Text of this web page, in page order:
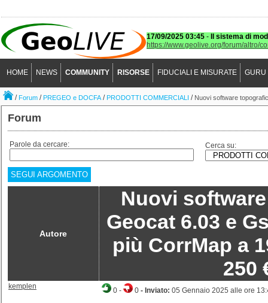
17/09/2025 03:45 -
Il sistema di
https://www.geolive.org/forum/altro/
HOME NEWS COMMUNITY RISORSE FIDUCIALI E MISURATE GURU
/Forum /PREGEO e DOCFA/PRODOTTI COMMERCIALI / Nuovi software
Forum
Parole da cercare: Cerca su:
SEGUI ARGOMENTO
Autore
Nuovi
Geocat 6.03 e
più CorrMap a
250
kemplen 0 - 0 - Inviato: 05 Gennaio 2025 alle ore